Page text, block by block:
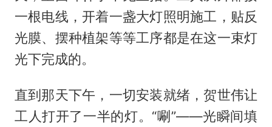
一根电线，开着一盏大灯照明施工，贴反
光膜、摆种植架等等工序都是在这一束灯
光下完成的。
直到那天下午，一切安装就绪，贺世伟让
工人打开了一半的灯。“唰”——光瞬间填